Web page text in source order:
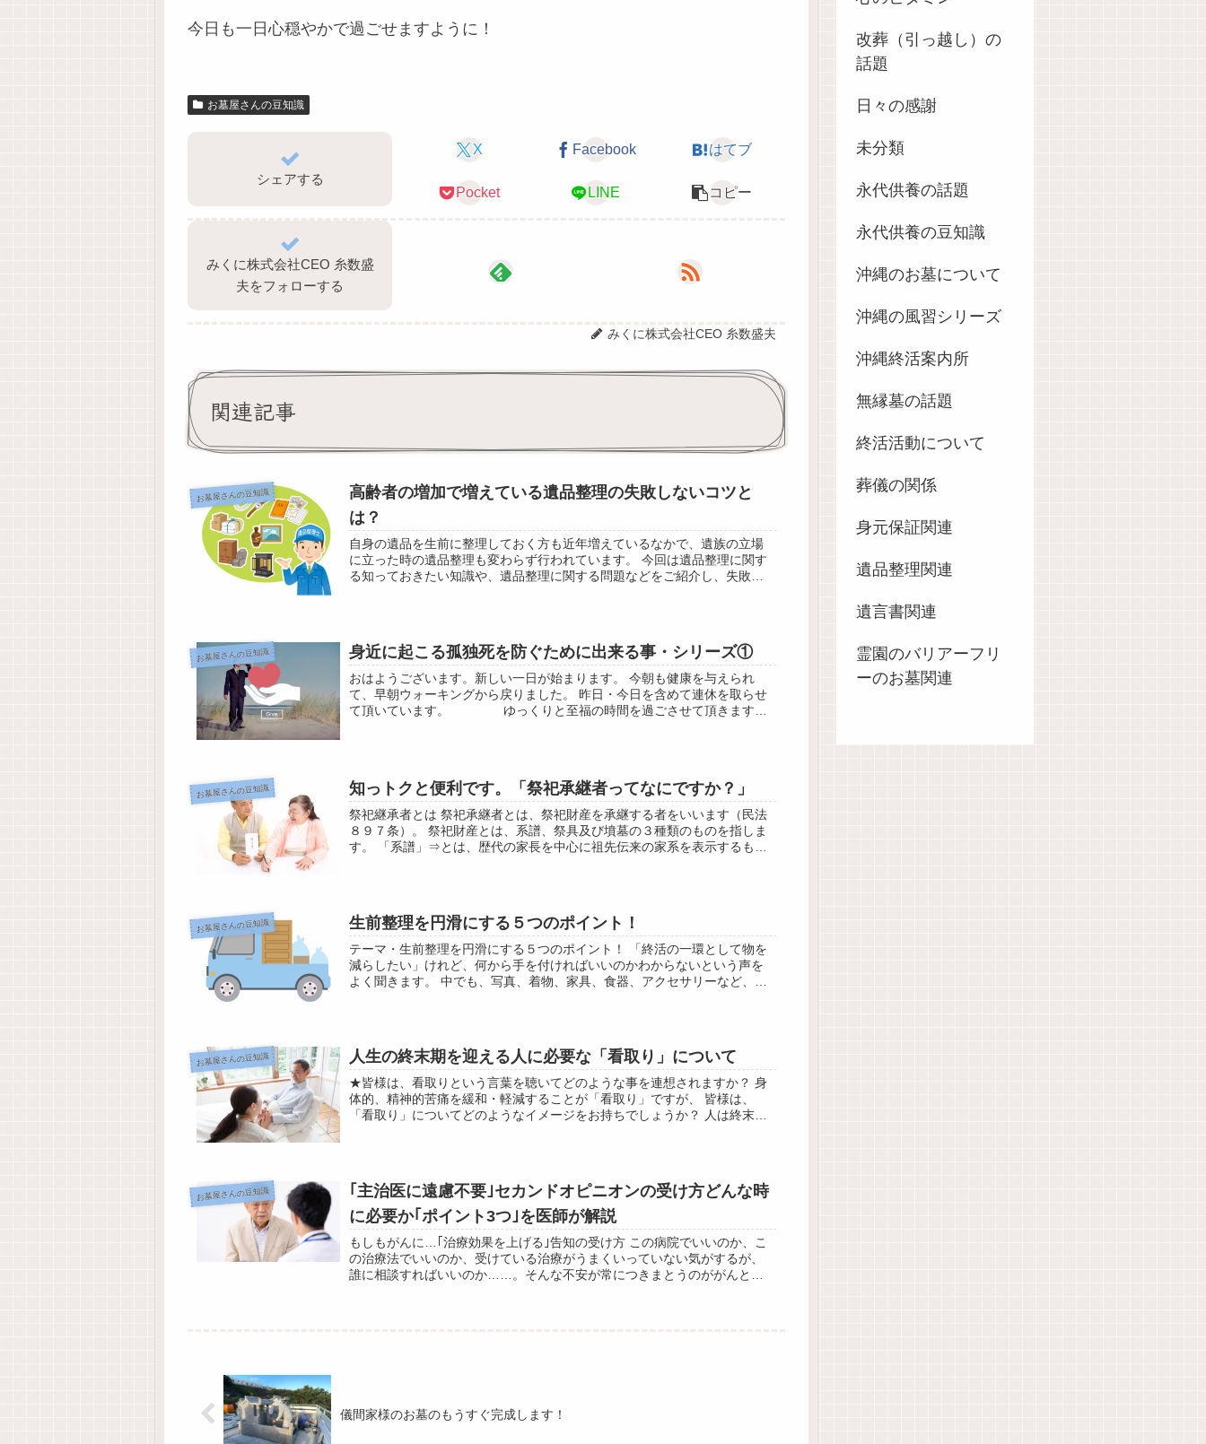
今日も一日心穏やかで過ごせますように！
お墓屋さんの豆知識
シェアする
X Facebook はてブ
Pocket LINE コピー
みくに株式会社CEO 糸数盛
夫をフォローする
みくに株式会社CEO 糸数盛夫
関連記事
お墓屋さんの豆知識
高齢者の増加で増えている遺品整理の失敗しないコツと
は？
自身の遺品を生前に整理しておく方も近年増えているなかで、遺族の立場
に立った時の遺品整理も変わらず行われています。 今回は遺品整理に関す
る知っておきたい知識や、遺品整理に関する問題などをご紹介し、失敗し
お墓屋さんの豆知識 身近に起こる孤独死を防ぐために出来る事・シリーズ①
おはようございます。新しい一日が始まります。 今朝も健康を与えられ
て、早朝ウォーキングから戻りました。 昨日・今日を含めて連休を取らせ
て頂いています。 ゆっくりと至福の時間を過ごさせて頂きます。
お墓屋さんの豆知識 知っトクと便利です。「祭祀承継者ってなにですか？」
祭祀継承者とは 祭祀承継者とは、祭祀財産を承継する者をいいます（民法
８９７条）。 祭祀財産とは、系譜、祭具及び墳墓の３種類のものを指しま
す。 「系譜」⇒とは、歴代の家長を中心に祖先伝来の家系を表示するもの
お墓屋さんの豆知識 生前整理を円滑にする５つのポイント！
テーマ・生前整理を円滑にする５つのポイント！ 「終活の一環として物を
減らしたい」けれど、何から手を付ければいいのかわからないという声を
よく聞きます。 中でも、写真、着物、家具、食器、アクセサリーなど、思
お墓屋さんの豆知識 人生の終末期を迎える人に必要な「看取り」について
★皆様は、看取りという言葉を聴いてどのような事を連想されますか？ 身
体的、精神的苦痛を緩和・軽減することが「看取り」ですが、 皆様は、
「看取り」についてどのようなイメージをお持ちでしょうか？ 人は終末期
お墓屋さんの豆知識
｢主治医に遠慮不要｣セカンドオピニオンの受け方どんな時
に必要か｢ポイント3つ｣を医師が解説
もしもがんに…｢治療効果を上げる｣告知の受け方 この病院でいいのか、こ
の治療法でいいのか、受けている治療がうまくいっていない気がするが、
誰に相談すればいいのか……。そんな不安が常につきまとうのががんとい
儀間家様のお墓のもうすぐ完成します！
改葬（引っ越し）の
話題
日々の感謝
未分類
永代供養の話題
永代供養の豆知識
沖縄のお墓について
沖縄の風習シリーズ
沖縄終活案内所
無縁墓の話題
終活活動について
葬儀の関係
身元保証関連
遺品整理関連
遺言書関連
霊園のバリアーフリ
ーのお墓関連